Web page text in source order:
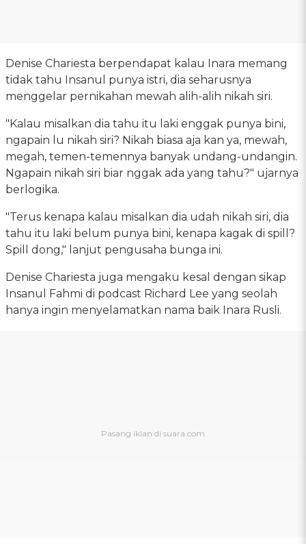
Denise Chariesta berpendapat kalau Inara memang
tidak tahu Insanul punya istri, dia seharusnya
menggelar pernikahan mewah alih-alih nikah siri.
"Kalau misalkan dia tahu itu laki enggak punya bini,
ngapain lu nikah siri? Nikah biasa aja kan ya, mewah,
megah, temen-temennya banyak undang-undangin.
Ngapain nikah siri biar nggak ada yang tahu?" ujarnya
berlogika.
"Terus kenapa kalau misalkan dia udah nikah siri, dia
tahu itu laki belum punya bini, kenapa kagak di spill?
Spill dong," lanjut pengusaha bunga ini.
Denise Chariesta juga mengaku kesal dengan sikap
Insanul Fahmi di podcast Richard Lee yang seolah
hanya ingin menyelamatkan nama baik Inara Rusli.